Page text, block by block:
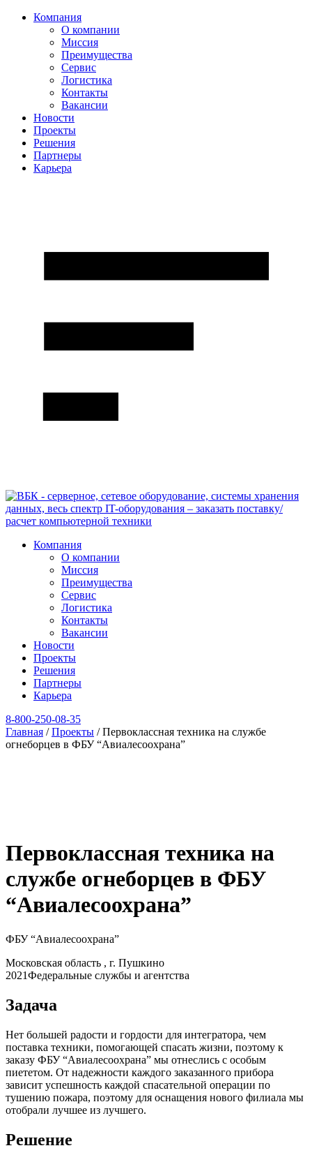
Компания
О компании
Миссия
Преимущества
Сервис
Логистика
Контакты
Вакансии
Новости
Проекты
Решения
Партнеры
Карьера
Компания
О компании
Миссия
Преимущества
Сервис
Логистика
Контакты
Вакансии
Новости
Проекты
Решения
Партнеры
Карьера
8‑800‑250‑08‑35
Главная /Проекты /Первоклассная техника на службе
огнеборцев в ФБУ “Авиалесоохрана”
Первоклассная техника на
службе огнеборцев в ФБУ
“Авиалесоохрана”
ФБУ “Авиалесоохрана”
Московская область , г. Пушкино
2021Федеральные службы и агентства
Задача
Нет большей радости и гордости для интегратора, чем
поставка техники, помогающей спасать жизни, поэтому к
заказу ФБУ “Авиалесоохрана” мы отнеслись с особым
пиететом. От надежности каждого заказанного прибора
зависит успешность каждой спасательной операции по
тушению пожара, поэтому для оснащения нового филиала мы
отобрали лучшее из лучшего.
Решение